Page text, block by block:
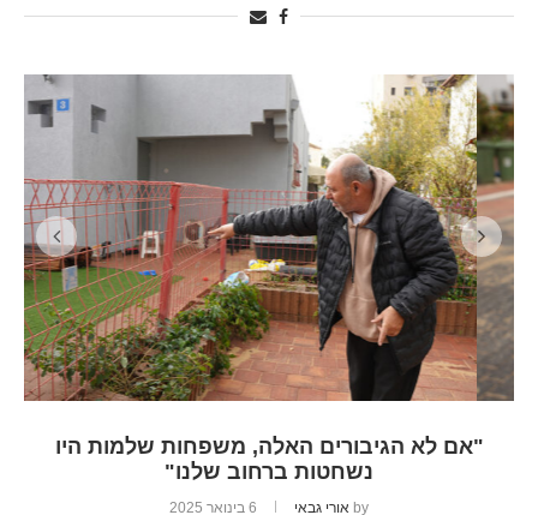
"אם לא הגיבורים האלה, משפחות שלמות היו
נשחטות ברחוב שלנו"
by אורי גבאי 6 בינואר 2025